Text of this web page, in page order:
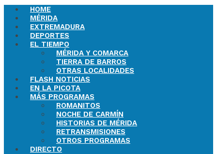
HOME
MÉRIDA
EXTREMADURA
DEPORTES
EL TIEMPO
MÉRIDA Y COMARCA
TIERRA DE BARROS
OTRAS LOCALIDADES
FLASH NOTICIAS
EN LA PICOTA
MÁS PROGRAMAS
ROMANITOS
NOCHE DE CARMÍN
HISTORIAS DE MÉRIDA
RETRANSMISIONES
OTROS PROGRAMAS
DIRECTO